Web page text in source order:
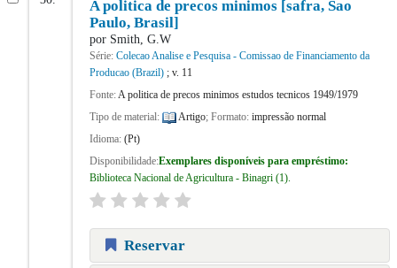
A politica de precos minimos [safra, Sao
Paulo, Brasil]
por Smith, G.W
Série: Colecao Analise e Pesquisa - Comissao de Financiamento da
Producao (Brazil); v. 11
Fonte:A politica de precos minimos estudos tecnicos 1949/1979
Tipo de material:
Artigo; Formato: impressão normal
Idioma: (Pt)
Disponibilidade:Exemplares disponíveis para empréstimo:
Biblioteca Nacional de Agricultura - Binagri(1).
Reservar